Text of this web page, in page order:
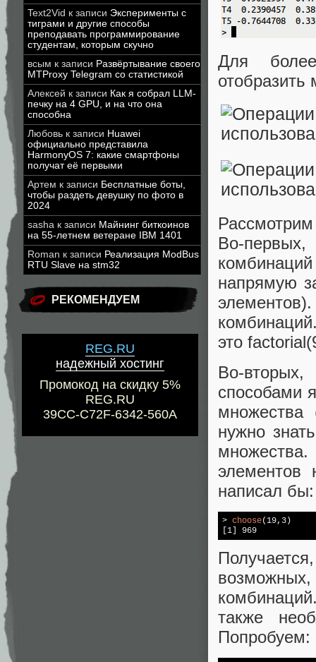
Text2Vid к записи Эксперименты с
тиграми и другие способы
преподавать программирование
студентам, которым скучно
всым к записи Развёртывание своего
MTProxy Telegram со статистикой
Алексей к записи Как я собрал LLM-
печку на 4 GPU, и на что она
способна
Любовь к записи Huawei
официально представила
HarmonyOS 7: какие смартфоны
получат её первыми
Артем к записи Бесплатные боты,
чтобы раздеть девушку по фото в
2024
sasha к записи Майнинг биткоинов
на 55-летнем ветеране IBM 1401
Roman к записи Реализация ModBus
RTU Slave на stm32
РЕКОМЕНДУЕМ
REG.RU
надежный хостинг
Промокод на скидку 5%
REG.RU
39CC-C72F-6342-560A
Для
отобразить
Во-
напрямую
это
Во-
способами
нужно
элементов
написал бы:
> choose
[1]
также
Попробуем: